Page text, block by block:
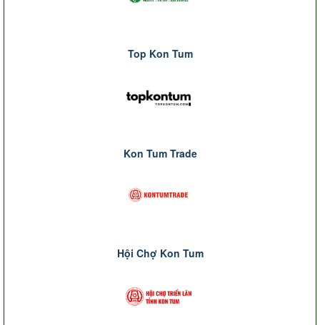
Top Kon Tum
Kon Tum Trade
Hội Chợ Kon Tum